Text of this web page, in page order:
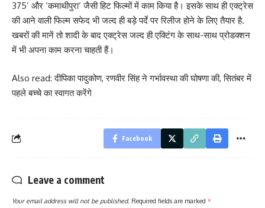
375’ और ‘कमाथीपुरा’ जैसी हिट फिल्मों में काम किया है। इसके साथ ही एक्ट्रेस
की आने वाली फिल्म सफेद भी जल्द ही बड़े पर्दे पर रिलीज होने के लिए तैयार है.
खबरों की मानें तो शादी के बाद एक्ट्रेस जल्द ही एक्टिंग के साथ-साथ प्रोडक्शन
में भी अपना काम करना चाहती हैं।
Also read:दीपिका पादुकोण, रणवीर सिंह ने गर्भावस्था की घोषणा की, सितंबर में
पहले बच्चे का स्वागत करेंगे
Facebook
Leave a comment
Your email address will not be published. Required fields are marked *